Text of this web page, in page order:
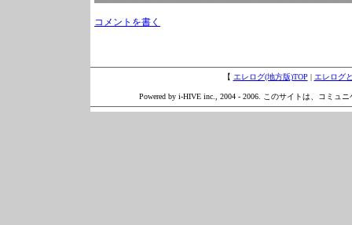
コメントを書く
【 エレログ(地方版)TOP | エレログ
Powered by i-HIVE inc., 2004 - 2006. このサイトは、コミュ